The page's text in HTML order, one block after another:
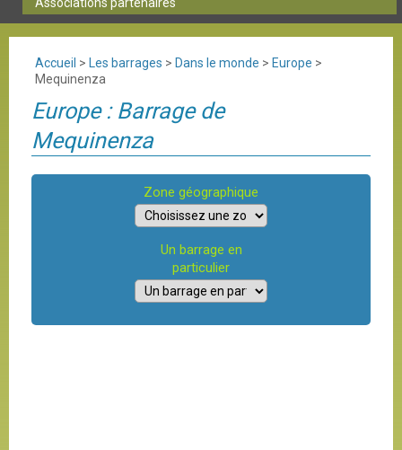
Associations partenaires
Accueil > Les barrages > Dans le monde > Europe >
Mequinenza
Europe : Barrage de
Mequinenza
Zone géographique
Un barrage en
particulier